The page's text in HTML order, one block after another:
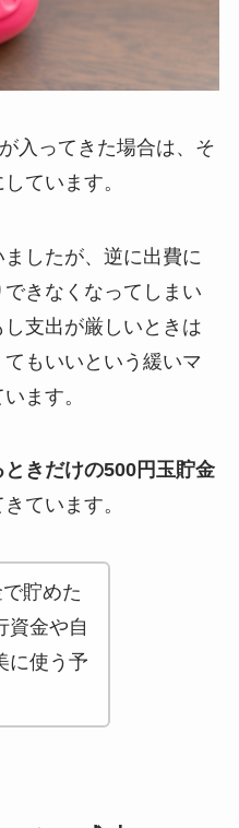
入ってきた場合は、そ
ています。
したが、逆に出費に
きなくなってしまい
支出が厳しいときは
もいいという緩いマ
ます。
きだけの500円玉貯金
ています。
貯めた
資金や自
に使う予